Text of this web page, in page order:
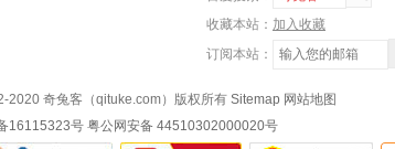
收藏本站： 加入收藏
订阅本站：
2020 奇兔客（qituke.com）版权所有 Sitemap 网站地图
16115323号 粤公网安备 44510302000020号